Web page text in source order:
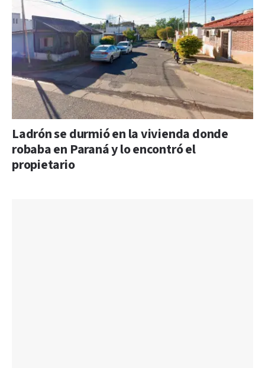
Ladrón se durmió en la vivienda donde
robaba en Paraná y lo encontró el
propietario